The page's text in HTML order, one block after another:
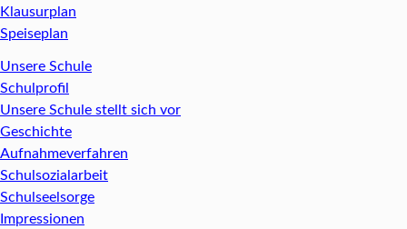
Klausurplan
Speiseplan
Unsere Schule
Schulprofil
Unsere Schule stellt sich vor
Geschichte
Aufnahmeverfahren
Schulsozialarbeit
Schulseelsorge
Impressionen